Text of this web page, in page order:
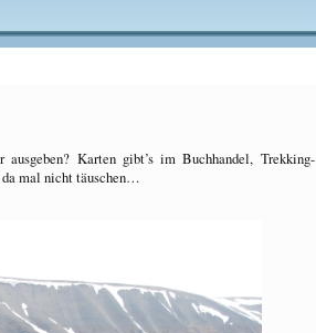
Karten gibt’s im Buchhandel, Trekking-
da mal nicht täuschen…